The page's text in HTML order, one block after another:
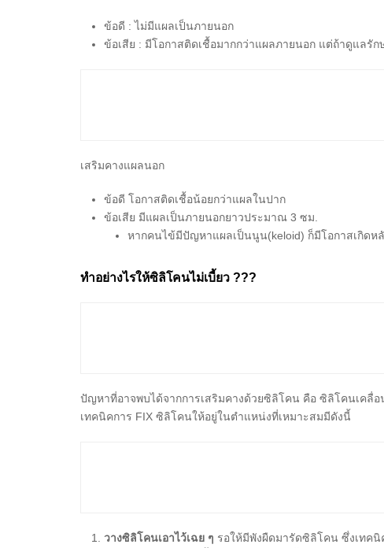
ข้อดี : ไม่มีแผลเป็นภายนอก
ข้อเสีย : มีโอกาสติดเชื้อมากกว่าแผลภายนอก แต่ถ้าดูแลรั
เสริมคางแผลนอก
ข้อดี โอกาสติดเชื้อน้อยกว่าแผลในปาก
ข้อเสีย มีแผลเป็นภายนอกยาวประมาณ 3 ซม.
หากคนไข้มีปัญหาแผลเป็นนูน(keloid) ก็มีโอกาสเกิดห
ทำอย่างไรให้ซิลิโคนไม่เบี้ยว ???
ปัญหาที่อาจพบได้จากการเสริมคางด้วยซิลิโคน คือ ซิลิโคนเคลื่
เทคนิคการ FIX ซิลิโคนให้อยู่ในตำแหน่งที่เหมาะสมมีดังนี้
วางซิลิโคนเอาไว้เฉย ๆ รอให้มีพังผืดมารัดซิลิโคน ซึ่งเทค